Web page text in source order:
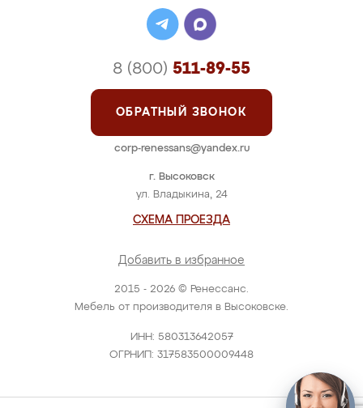
2015 - 2026 © Ренессанс.
Мебель от производителя в Высоковске.
ИНН: 580313642057
ОГРНИП: 317583500009448
г. Высоковск
ул. Владыкина, 24
СХЕМА ПРОЕЗДА
Добавить в избранное
8 (800) 511-89-55
ОБРАТНЫЙ ЗВОНОК
corp-renessans@yandex.ru